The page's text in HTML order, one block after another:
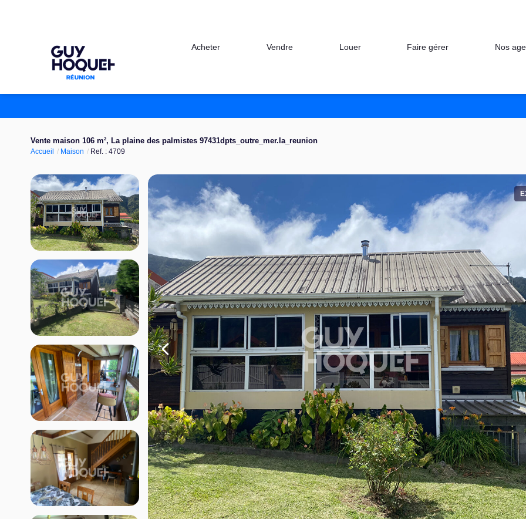
Acheter Vendre Louer Faire gérer Nos
Vente maison 106 m², La plaine des palmistes 97431dpts_outre_mer.la_reunion
Accueil Maison Ref. : 4709